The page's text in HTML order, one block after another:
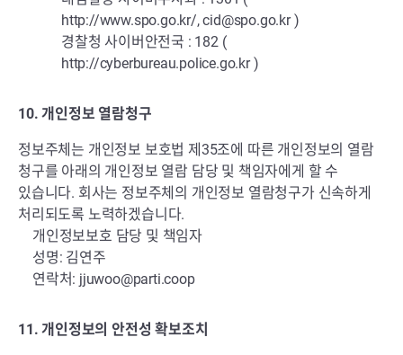
http://www.spo.go.kr/, cid@spo.go.kr)
경찰청 사이버안전국 : 182 (
http://cyberbureau.police.go.kr)
10. 개인정보 열람청구
정보주체는 개인정보 보호법 제35조에 따른 개인정보의 열람
청구를 아래의 개인정보 열람 담당 및 책임자에게 할 수
있습니다. 회사는 정보주체의 개인정보 열람청구가 신속하게
처리되도록 노력하겠습니다.
개인정보보호 담당 및 책임자
성명: 김연주
연락처: jjuwoo@parti.coop
11. 개인정보의 안전성 확보조치